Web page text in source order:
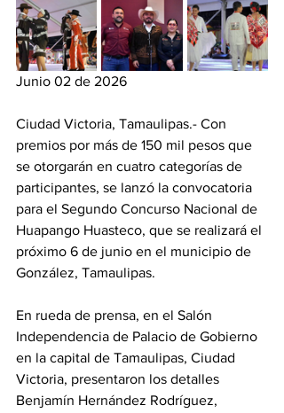
Junio 02 de 2026
Ciudad Victoria, Tamaulipas.- Con
premios por más de 150 mil pesos que
se otorgarán en cuatro categorías de
participantes, se lanzó la convocatoria
para el Segundo Concurso Nacional de
Huapango Huasteco, que se realizará el
próximo 6 de junio en el municipio de
González, Tamaulipas.
En rueda de prensa, en el Salón
Independencia de Palacio de Gobierno
en la capital de Tamaulipas, Ciudad
Victoria, presentaron los detalles
Benjamín Hernández Rodríguez,